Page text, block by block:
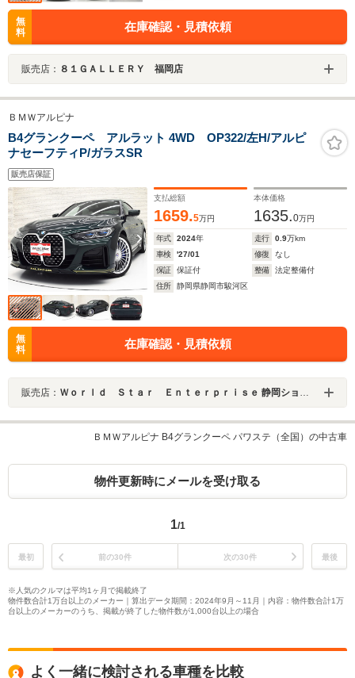
無
料
在庫確認・見積依頼
販売店： ８１ＧＡＬＬＥＲＹ 福岡店
ＢＭＷアルピナ
B4グランクーペ アルラット 4WD OP322/左H/アルピ
ナセーフティP/ガラスSR
販売店保証
支払総額
1659.5万円
本体価格
1635.0万円
年式 2024年 走行 0.9万km
車検
'27/01 修復
なし
保証
保証付 整備
法定整備付
住所
静岡県静岡市駿河区
無
料
在庫確認・見積依頼
販売店： Ｗｏｒｌｄ Ｓｔａｒ Ｅｎｔｅｒｐｒｉｓｅ 静岡ショールーム
ＢＭＷアルピナ B4グランクーペ パワステ（全国）の中古車
物件更新時にメールを受け取る
1/1
最初 前の30件 次の30件 最後
※人気のクルマは平均1ヶ月で掲載終了
物件数合計1万台以上のメーカー｜算出データ期間：2024年9月～11月｜内容：物件数合計1万
台以上のメーカーのうち、掲載が終了した物件数が1,000台以上の場合
よく一緒に検討される車種を比較